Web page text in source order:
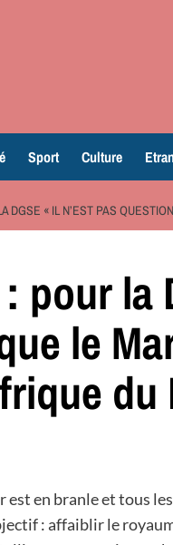
Sport Culture
DGSE « IL N’EST PAS
pour la
le
du
est en branle et tous
: affaiblir le